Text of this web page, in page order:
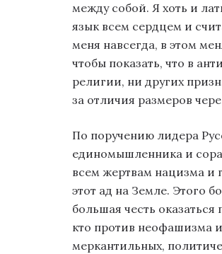
между собой. Я хоть и
язык всем сердцем и
меня навсегда, в этом
чтобы показать, что в
религии, ни других
за отличия размеров
По поручению лидера
единомышленника и
всем жертвам нацизма и
этот ад на Земле. Этого
большая честь
кто против неофашизма
меркантильных,